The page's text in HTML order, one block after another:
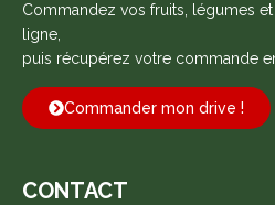
Commandez vos fruits, légumes
ligne,
puis récupérez votre commande
Commander mon drive !
CONTACT